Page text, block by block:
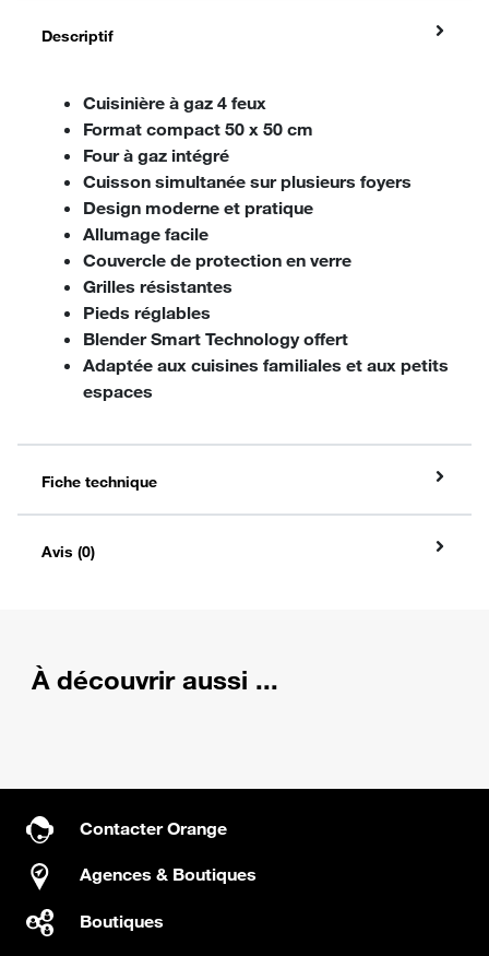
Descriptif
Cuisinière à gaz 4 feux
Format compact 50 x 50 cm
Four à gaz intégré
Cuisson simultanée sur plusieurs foyers
Design moderne et pratique
Allumage facile
Couvercle de protection en verre
Grilles résistantes
Pieds réglables
Blender Smart Technology offert
Adaptée aux cuisines familiales et aux petits
espaces
Fiche technique
Avis (0)
À découvrir aussi ...
Contacter Orange
Agences & Boutiques
Boutiques